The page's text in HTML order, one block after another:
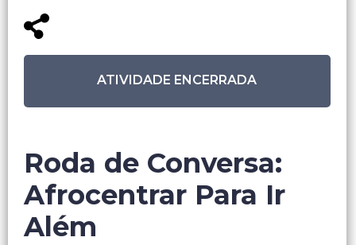
ATIVIDADE ENCERRADA
Roda de Conversa:
Afrocentrar Para Ir
Além